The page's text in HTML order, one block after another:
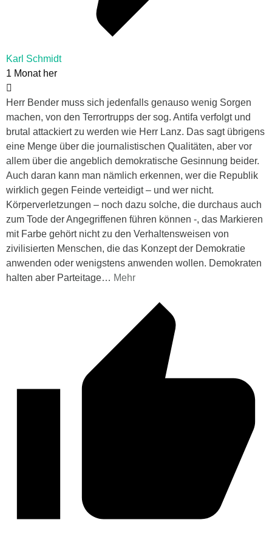
Karl Schmidt
1 Monat her
Herr Bender muss sich jedenfalls genauso wenig Sorgen
machen, von den Terrortrupps der sog. Antifa verfolgt und
brutal attackiert zu werden wie Herr Lanz. Das sagt übrigens
eine Menge über die journalistischen Qualitäten, aber vor
allem über die angeblich demokratische Gesinnung beider.
Auch daran kann man nämlich erkennen, wer die Republik
wirklich gegen Feinde verteidigt – und wer nicht.
Körperverletzungen – noch dazu solche, die durchaus auch
zum Tode der Angegriffenen führen können -, das Markieren
mit Farbe gehört nicht zu den Verhaltensweisen von
zivilisierten Menschen, die das Konzept der Demokratie
anwenden oder wenigstens anwenden wollen. Demokraten
halten aber Parteitage… Mehr